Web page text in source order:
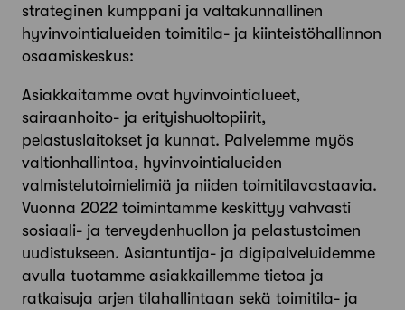
strateginen kumppani ja valtakunnallinen
hyvinvointialueiden toimitila- ja kiinteistöhallinnon
osaamiskeskus:
Asiakkaitamme ovat hyvinvointialueet,
sairaanhoito- ja erityishuoltopiirit,
pelastuslaitokset ja kunnat. Palvelemme myös
valtionhallintoa, hyvinvointialueiden
valmistelutoimielimiä ja niiden toimitilavastaavia.
Vuonna 2022 toimintamme keskittyy vahvasti
sosiaali- ja terveydenhuollon ja pelastustoimen
uudistukseen. Asiantuntija- ja digipalveluidemme
avulla tuotamme asiakkaillemme tietoa ja
ratkaisuja arjen tilahallintaan sekä toimitila- ja